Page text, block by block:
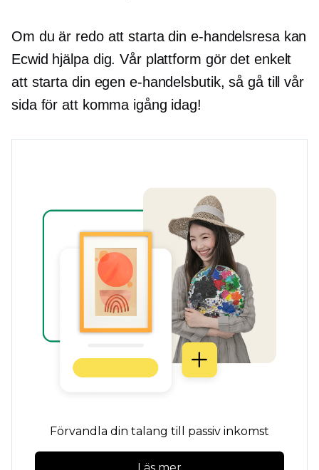
Om du är redo att starta din e-handelsresa kan
Ecwid hjälpa dig. Vår plattform gör det enkelt
att starta din egen e-handelsbutik, så gå till vår
sida för att komma igång idag!
Förvandla din talang till passiv inkomst